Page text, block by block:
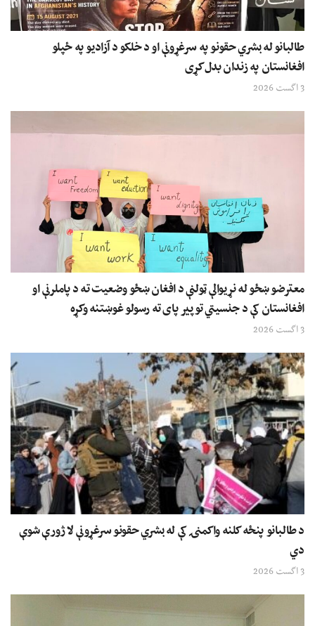
طالبانو له بشري حقونو په سرغړونې او د خلکو د آزادیو په ځپلو
افغانستان په زندان بدل کړی
3 اگست 2026
معترضو ښځو له نړیوالې ټولنې د افغان ښځو وضعیت ته د پاملرنې او
افغانستان کې د جنسیتي توپیر پای ته رسولو غوښتنه وکړه
3 اگست 2026
د طالبانو پنځه کلنه واکمنۍ کې له بشري حقونو سرغړونې لا ژورې شوې
دي
3 اگست 2026